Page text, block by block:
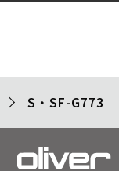
S・SF-G773